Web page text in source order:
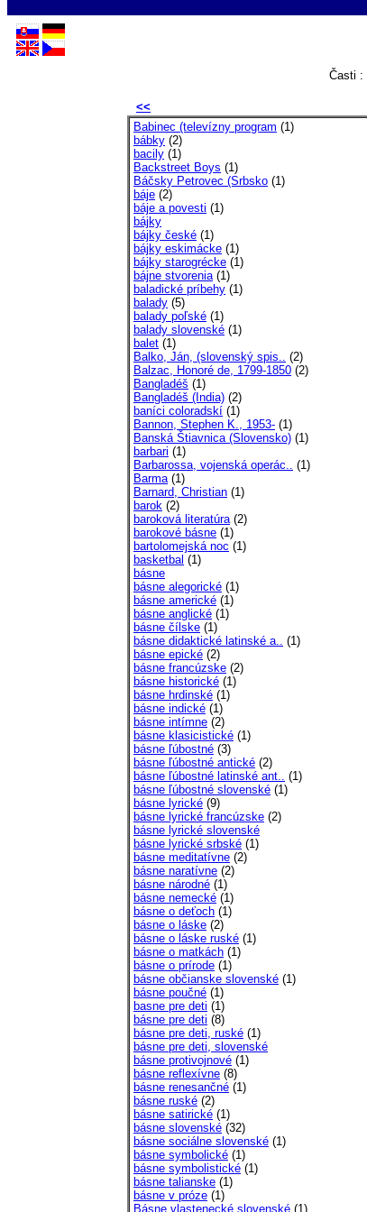
Časti :
<<
Babinec (televízny program (1)
bábky (2)
bacily (1)
Backstreet Boys (1)
Báčsky Petrovec (Srbsko (1)
báje (2)
báje a povesti (1)
bájky
bájky české (1)
bájky eskimácke (1)
bájky starogrécke (1)
bájne stvorenia(1)
baladické príbehy (1)
balady (5)
balady poľské (1)
balady slovenské (1)
balet (1)
Balko, Ján, (slovenský spis.. (2)
Balzac, Honoré de, 1799-1850 (2)
Bangladéš (1)
Bangladéš (India) (2)
baníci coloradskí (1)
Bannon, Stephen K., 1953- (1)
Banská Štiavnica (Slovensko) (1)
barbari (1)
Barbarossa, vojenská operác.. (1)
Barma(1)
Barnard, Christian (1)
barok (2)
baroková literatúra(2)
barokové básne (1)
bartolomejská noc (1)
basketbal (1)
básne
básne alegorické (1)
básne americké (1)
básne anglické (1)
básne čílske (1)
básne didaktické latinské a.. (1)
básne epické (2)
básne francúzske (2)
básne historické (1)
básne hrdinské (1)
básne indické (1)
básne intímne (2)
básne klasicistické (1)
básne ľúbostné (3)
básne ľúbostné antické (2)
básne ľúbostné latinské ant.. (1)
básne ľúbostné slovenské (1)
básne lyrické (9)
básne lyrické francúzske (2)
básne lyrické slovenské
básne lyrické srbské (1)
básne meditatívne (2)
básne naratívne (2)
básne národné (1)
básne nemecké (1)
básne o deťoch (1)
básne o láske (2)
básne o láske ruské (1)
básne o matkách (1)
básne o prírode (1)
básne občianske slovenské (1)
básne poučné (1)
basne pre deti (1)
básne pre deti (8)
básne pre deti, ruské (1)
básne pre deti, slovenské
básne protivojnové (1)
básne reflexívne (8)
básne renesančné (1)
básne ruské (2)
básne satirické (1)
básne slovenské (32)
básne sociálne slovenské (1)
básne symbolické (1)
básne symbolistické (1)
básne talianske (1)
básne v próze (1)
Básne vlastenecké slovenské (1)